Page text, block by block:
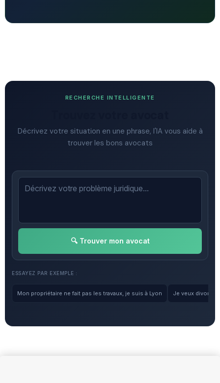
RECHERCHE INTELLIGENTE
Décrivez votre situation en une phrase, l'IA vous aide à
trouver les bons avocats
🔍 Trouver mon avocat
ESSAYEZ PAR EXEMPLE :
Mon propriétaire ne fait pas les travaux, je suis à Lyon Je veux